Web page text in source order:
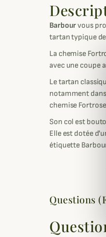
Barbourvous
tartan typique
La chemise
avec une coupe
Le tartan
notamment
chemise
Son col est
Elle est dotée
étiquette
Questions